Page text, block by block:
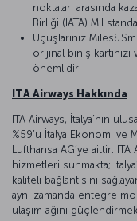
noktaları arasında
Birliği (IATA) Mil
Uçuşlarınız
orijinal biniş
önemlidir.
ITA Airways Hakkında
ITA Airways, İtalya’nın
%59’u İtalya Ekonomi ve
Lufthansa AG’ye aittir.
hizmetleri sunmakta;
kaliteli bağlantısını
aynı zamanda entegre
ulaşım ağını